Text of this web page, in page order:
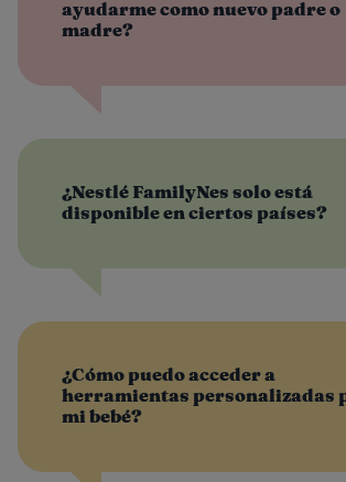
ayudarme como nuevo padre o
madre?
¿Nestlé FamilyNes solo está
disponible en ciertos países?
¿Cómo puedo acceder a
herramientas personalizadas
mi bebé?